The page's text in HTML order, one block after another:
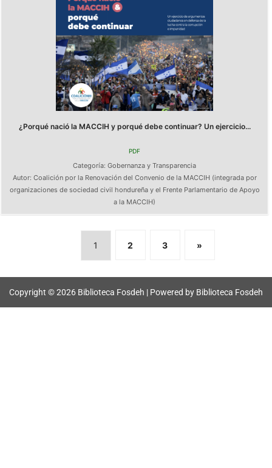
¿Porqué nació la MACCIH y porqué debe continuar? Un ejercicio...
PDF
Categoría: Gobernanza y Transparencia
Autor: Coalición por la Renovación del Convenio de la MACCIH (integrada por
organizaciones de sociedad civil hondureña y el Frente Parlamentario de Apoyo
a la MACCIH)
1 2 3 »
Copyright © 2026 Biblioteca Fosdeh | Powered by Biblioteca Fosdeh